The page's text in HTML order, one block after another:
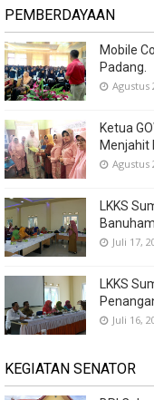
PEMBERDAYAAN
Mobile
Padang.
Agustus
Ketua
Menjahit
Agustus
LKKS
Juli 17,
LKKS
Juli 16,
KEGIATAN SENATOR